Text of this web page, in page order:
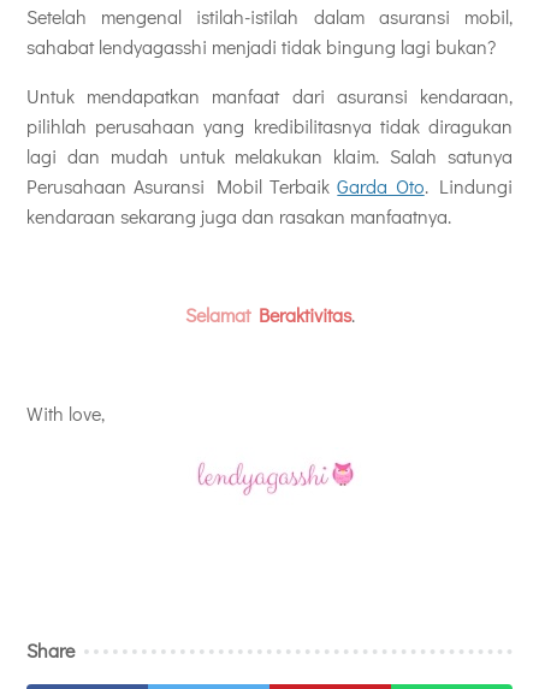
Setelah mengenal istilah-istilah dalam asuransi mobil,
sahabat lendyagasshi menjadi tidak bingung lagi bukan?
Untuk mendapatkan manfaat dari asuransi kendaraan,
pilihlah perusahaan yang kredibilitasnya tidak diragukan
lagi dan mudah untuk melakukan klaim. Salah satunya
Perusahaan Asuransi Mobil TerbaikGarda Oto. Lindungi
kendaraan sekarang juga dan rasakan manfaatnya.
Selamat Beraktivitas.
With love,
Share